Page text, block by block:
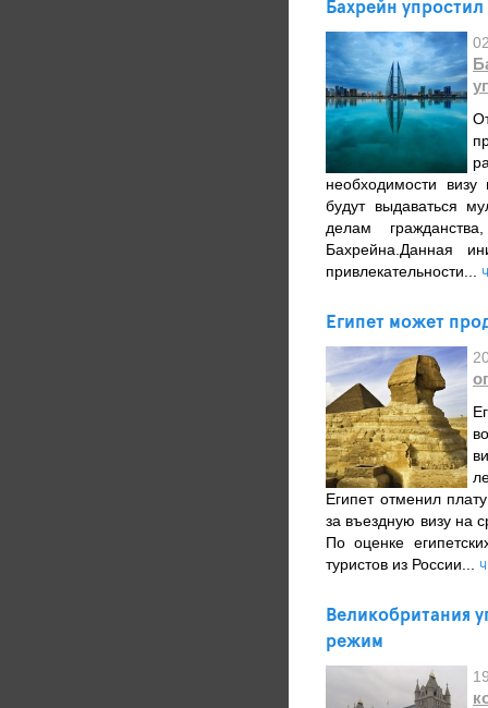
Бахрейн
необходимости
будут выдаваться
делам
Бахрейна.Данная
привлекательности...
Египет может
Египет отменил
за въездную визу на
По оценке
туристов из России...
Великобритания
режим